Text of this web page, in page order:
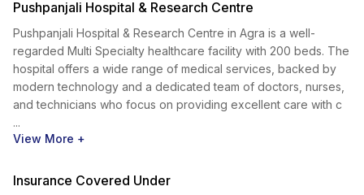
Pushpanjali Hospital & Research Centre
Pushpanjali Hospital & Research Centre in Agra is a well-
regarded Multi Specialty healthcare facility with 200 beds. The
hospital offers a wide range of medical services, backed by
modern technology and a dedicated team of doctors, nurses,
and technicians who focus on providing excellent care with c
...
View More +
Insurance Covered Under